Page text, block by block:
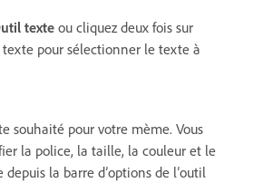
texte ou cliquez deux fois sur
texte pour sélectionner le texte à
souhaité pour votre mème. Vous
la police, la taille, la couleur et le
la barre d’options de l’outil